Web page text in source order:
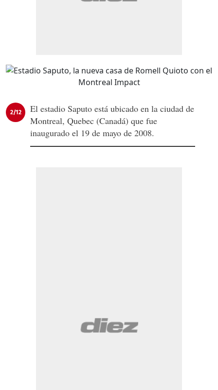
2/12
El estadio Saputo está ubicado en la ciudad de
Montreal, Quebec (Canadá) que fue
inaugurado el 19 de mayo de 2008.